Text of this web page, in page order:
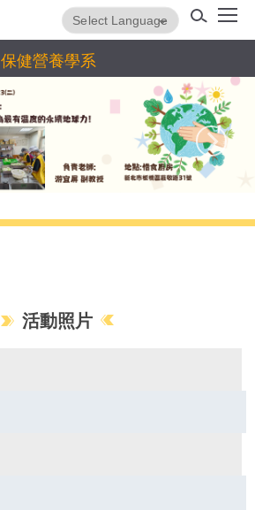
保健營養學系
Translate
活動照片